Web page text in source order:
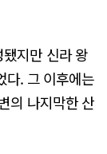
지만 신라 왕
다. 그 이후에는
의 나지막한 산